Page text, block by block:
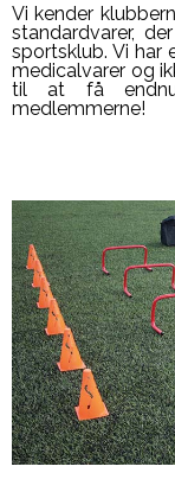
Vi kender
standardvarer,
sportsklub. Vi har
medicalvarer og
til at få
medlemmerne!